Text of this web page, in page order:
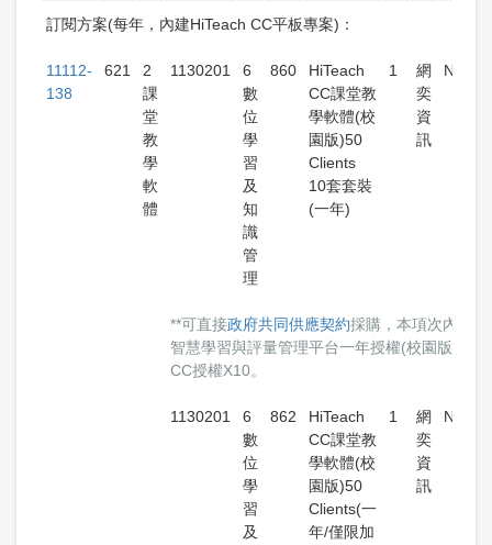
訂閱方案(每年，內建HiTeach CC平板專案)：
11112-
138
621
2
課
堂
教
學
軟
體
1130201
6
數
位
學
習
及
知
識
管
理
860
HiTeach
CC課堂教
學軟體(校
園版)50
Clients
10套套裝
(一年)
1
網
奕
資
訊
NT$
**可直接政府共同供應契約採購，本項次內含醍
智慧學習與評量管理平台一年授權(校園版)、
CC授權X10。
1130201
6
數
位
學
習
及
862
HiTeach
CC課堂教
學軟體(校
園版)50
Clients(一
年/僅限加
1
網
奕
資
訊